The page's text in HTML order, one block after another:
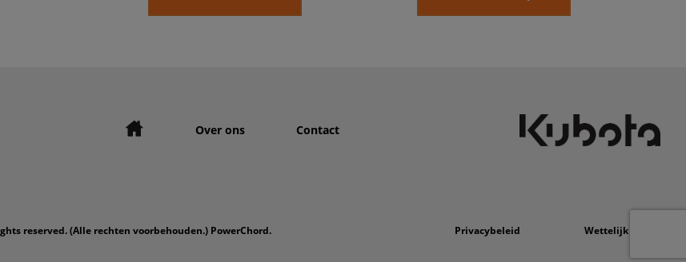
Over ons Contact
reserved. (Alle rechten voorbehouden.) PowerChord. Privacybeleid Wettelijk